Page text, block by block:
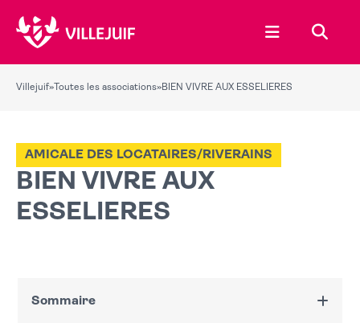
Ouvrir le
Villejuif» Toutes les associations»BIEN VIVRE AUX ESSELIERES
BIEN VIVRE AUX
ESSELIERES
AMICALE DES LOCATAIRES/RIVERAINS
Sommaire